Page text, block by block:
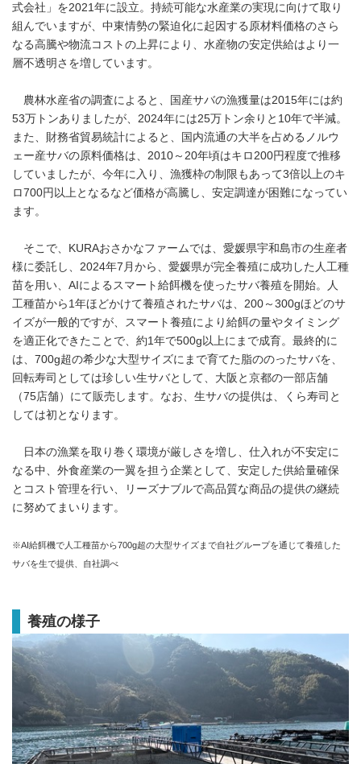
式会社」を2021年に設立。持続可能な水産業の実現に向けて取り
組んでいますが、中東情勢の緊迫化に起因する原材料価格のさら
なる高騰や物流コストの上昇により、水産物の安定供給はより一
層不透明さを増しています。
農林水産省の調査によると、国産サバの漁獲量は2015年には約
53万トンありましたが、2024年には25万トン余りと10年で半減。
また、財務省貿易統計によると、国内流通の大半を占めるノルウ
ェー産サバの原料価格は、2010～20年頃はキロ200円程度で推移
していましたが、今年に入り、漁獲枠の制限もあって3倍以上のキ
ロ700円以上となるなど価格が高騰し、安定調達が困難になってい
ます。
そこで、KURAおさかなファームでは、愛媛県宇和島市の生産者
様に委託し、2024年7月から、愛媛県が完全養殖に成功した人工種
苗を用い、AIによるスマート給餌機を使ったサバ養殖を開始。人
工種苗から1年ほどかけて養殖されたサバは、200～300gほどのサ
イズが一般的ですが、スマート養殖により給餌の量やタイミング
を適正化できたことで、約1年で500g以上にまで成育。最終的に
は、700g超の希少な大型サイズにまで育てた脂ののったサバを、
回転寿司としては珍しい生サバとして、大阪と京都の一部店舗
（75店舗）にて販売します。なお、生サバの提供は、くら寿司と
しては初となります。
日本の漁業を取り巻く環境が厳しさを増し、仕入れが不安定に
なる中、外食産業の一翼を担う企業として、安定した供給量確保
とコスト管理を行い、リーズナブルで高品質な商品の提供の継続
に努めてまいります。
※AI給餌機で人工種苗から700g超の大型サイズまで自社グループを通じて養殖した
サバを生で提供、自社調べ
養殖の様子